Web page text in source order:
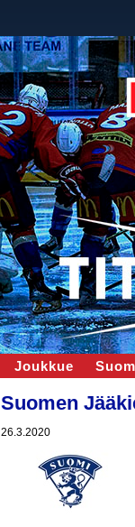
Joukkue
Suomen
26.3.2020